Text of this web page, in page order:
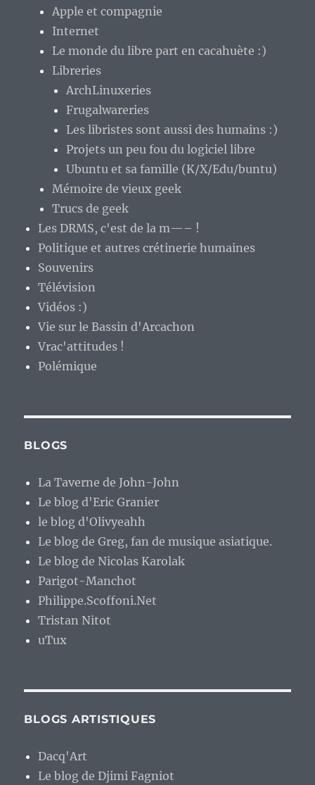
Apple et compagnie
Internet
Le monde du libre part en cacahuète :)
Libreries
ArchLinuxeries
Frugalwareries
Les libristes sont aussi des humains :)
Projets un peu fou du logiciel libre
Ubuntu et sa famille (K/X/Edu/buntu)
Mémoire de vieux geek
Trucs de geek
Les DRMS, c'est de la m—– !
Politique et autres crétinerie humaines
Souvenirs
Télévision
Vidéos :)
Vie sur le Bassin d'Arcachon
Vrac'attitudes !
Polémique
BLOGS
La Taverne de John-John
Le blog d'Eric Granier
le blog d'Olivyeahh
Le blog de Greg, fan de musique asiatique.
Le blog de Nicolas Karolak
Parigot-Manchot
Philippe.Scoffoni.Net
Tristan Nitot
uTux
BLOGS ARTISTIQUES
Dacq'Art
Le blog de Djimi Fagniot